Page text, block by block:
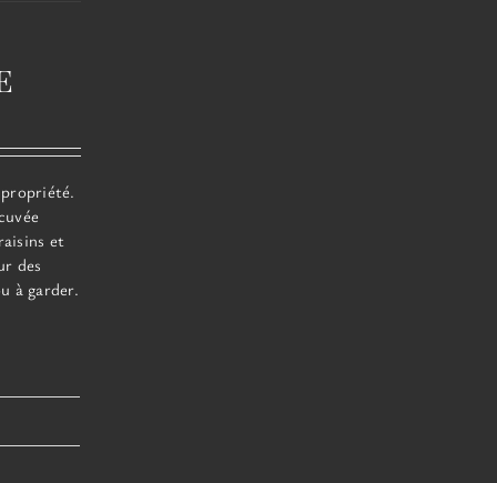
et
des
à garder.